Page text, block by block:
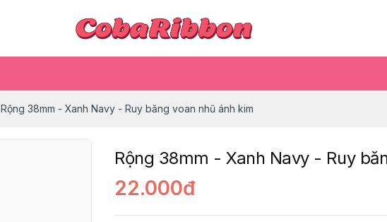
Rộng 38mm - Xanh Navy - Ruy băng voan nhũ ánh kim
Rộng 38mm - Xanh Navy - Ruy
22.000đ